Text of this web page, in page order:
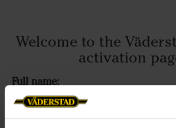
Welcome to the
activation
Full name: